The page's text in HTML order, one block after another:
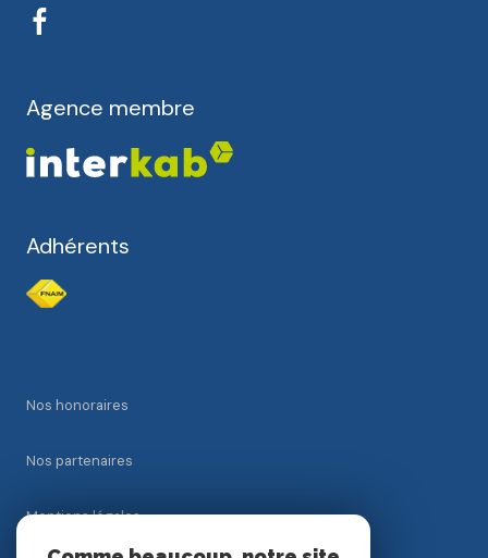
Agence membre
Adhérents
Nos honoraires
Nos partenaires
Mentions légales